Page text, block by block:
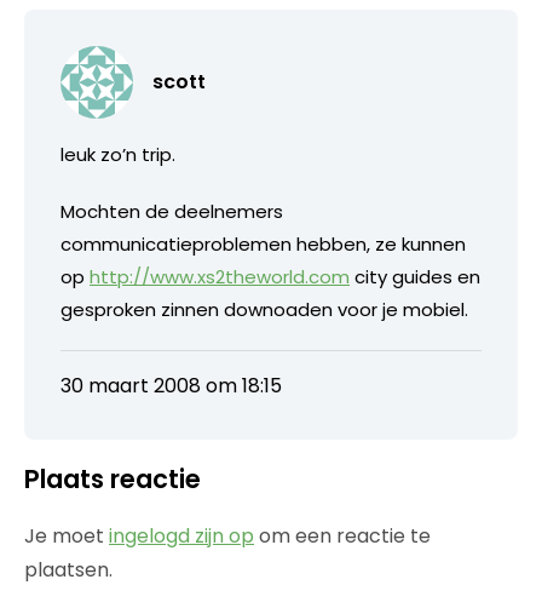
scott
leuk zo’n trip.
Mochten de deelnemers
communicatieproblemen hebben, ze kunnen
op http://www.xs2theworld.com city guides en
gesproken zinnen downoaden voor je mobiel.
30 maart 2008 om 18:15
Plaats reactie
Je moet ingelogd zijn op om een reactie te
plaatsen.